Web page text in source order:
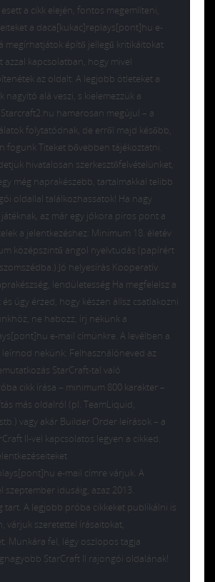
a cikk elején, fontos megemlíteni,
a daca[kukac]replays[pont]hu e-
megírhatjátok építő jellegű kritikáitokat
azzal kapcsolatban, hogy mivel
az oldalt. A legjobb ötleteket a
nagyító alá veszi, s kielemezzük a
Starcraft2.hu hamarosan megújul – a
folytatódnak, de erről majd később,
fogunk Titeket bővebben tájékoztatni.
hivatalosan szerkesztőfelvételünket,
még naprakészebb, tartalmakkal telibb
oldallal találkozhassatok! Ha nagy
az már egy jókora piros pont a
a jelentkezéshez: Minimum 18. életév
középszintű angol nyelvtudás (papírért
Jó helyesírás Kooperatív
lendületesség Ha megfelelsz a
úgy érzed, hogy készen állsz csatlakozni
ne habozz, írj nekünk a
e-mail címünkre. A levélben a
leírnod nekünk: Felhasználóneved az
StarCraft-tal való
cikk írása – minimum 800 karakter –
más oldalról (pl. TeamLiquid,
vagy akár Builder Order leírások – a
II-vel kapcsolatos legyen a cikked.
e-mail címre várjuk. A
szeptember idusáig, azaz 2013.
tart. A legjobb próba cikkeket publikálni is
várjuk szeretettel írásaitokat,
Munkára fel, légy oszlopos tagja
StarCraft II rajongói oldalának!